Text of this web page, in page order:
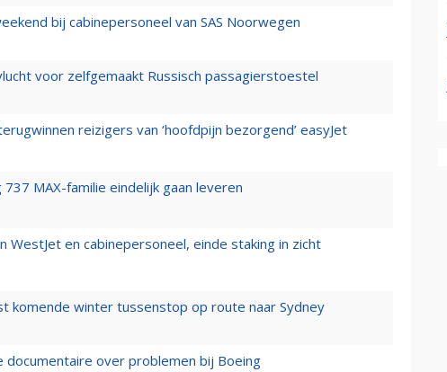
bij cabinepersoneel van SAS Noorwegen
voor zelfgemaakt Russisch passagierstoestel
reizigers van ‘hoofdpijn bezorgend’ easyJet
MAX-familie eindelijk gaan leveren
WestJet en cabinepersoneel, einde staking in zicht
komende winter tussenstop op route naar Sydney
documentaire over problemen bij Boeing